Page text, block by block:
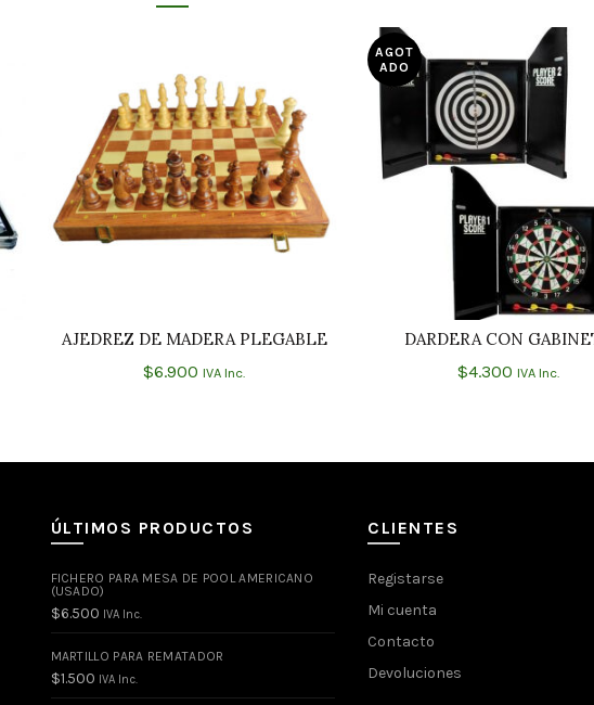
AÑADIR AL CARRITO
AJEDREZ DE MADERA PLEGABLE
$6.900 IVA Inc.
AGOT
ADO
LEER MÁS
DARDERA CON
$4.300 IVA Inc.
ÚLTIMOS PRODUCTOS
FICHERO PARA MESA DE POOL AMERICANO
(USADO)
$6.500 IVA Inc.
MARTILLO PARA REMATADOR
$1.500 IVA Inc.
CLIENTES
Registarse
Mi cuenta
Contacto
Devoluciones